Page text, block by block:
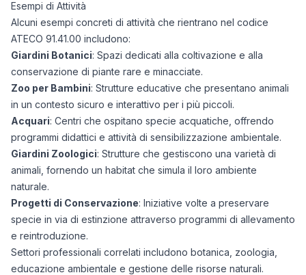
Esempi di Attività
Alcuni esempi concreti di attività che rientrano nel codice
ATECO 91.41.00 includono:
Giardini Botanici: Spazi dedicati alla coltivazione e alla
conservazione di piante rare e minacciate.
Zoo per Bambini: Strutture educative che presentano animali
in un contesto sicuro e interattivo per i più piccoli.
Acquari: Centri che ospitano specie acquatiche, offrendo
programmi didattici e attività di sensibilizzazione ambientale.
Giardini Zoologici: Strutture che gestiscono una varietà di
animali, fornendo un habitat che simula il loro ambiente
naturale.
Progetti di Conservazione: Iniziative volte a preservare
specie in via di estinzione attraverso programmi di allevamento
e reintroduzione.
Settori professionali correlati includono botanica, zoologia,
educazione ambientale e gestione delle risorse naturali.